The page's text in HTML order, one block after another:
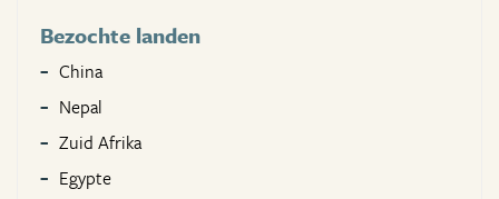
Bezochte landen
China
Nepal
Zuid Afrika
Egypte